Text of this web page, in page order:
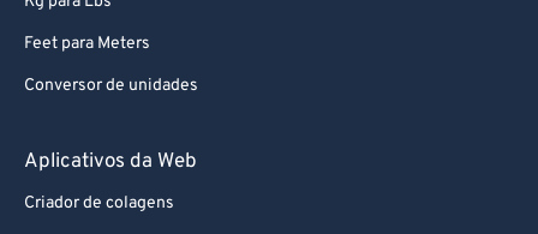
Feet para Meters
Conversor de unidades
Aplicativos da Web
Criador de colagens